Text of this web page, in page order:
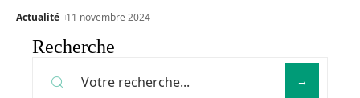
Actualité 11 novembre 2024
Recherche